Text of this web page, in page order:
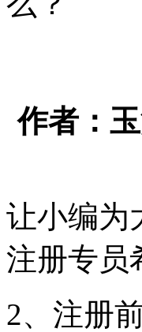
作者：
让小编为
注册专员
2、注册